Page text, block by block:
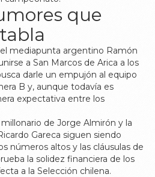
que
mediapunta argentino Ramón
a San Marcos de Arica a los
darle un empujón al equipo
B y, aunque todavía es
expectativa entre los
de Jorge Almirón y la
Gareca siguen siendo
números altos y las cláusulas de
la solidez financiera de los
a la Selección chilena.